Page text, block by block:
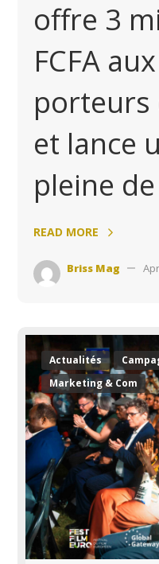
offre 3
FCFA
porteurs
et lance
pleine
READ MORE
Briss Mag
Actualités
Marketing & Com